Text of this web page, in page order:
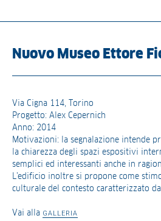
Nuovo Museo Ettore
Via Cigna 114, Torino
Progetto: Alex Cepernich
Anno: 2014
Motivazioni: la segnalazione intende
la chiarezza degli spazi espositivi
semplici ed interessanti anche in
L’edificio inoltre si propone come
culturale del contesto caratterizzato
Vai alla GALLERIA